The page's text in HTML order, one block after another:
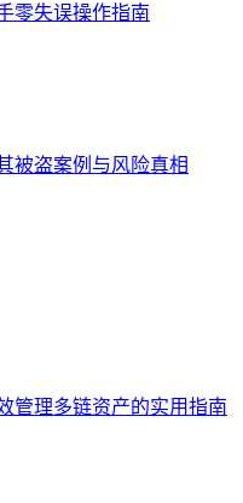
零失误操作指南
被盗案例与风险真相
管理多链资产的实用指南